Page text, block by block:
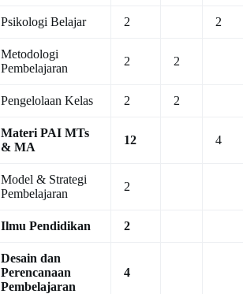
Psikologi Belajar 2 2
Metodologi
Pembelajaran
2 2
Pengelolaan Kelas 2 2
Materi PAI MTs
& MA
12 4
Model & Strategi
Pembelajaran
2
Ilmu Pendidikan 2
Desain dan
Perencanaan
Pembelajaran
4